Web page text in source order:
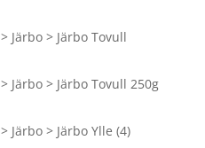
Järbo > Järbo Tovull
Järbo > Järbo Tovull 250g
Järbo > Järbo Ylle (4)